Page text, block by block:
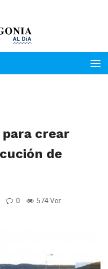
crear
de
0 574 Ver